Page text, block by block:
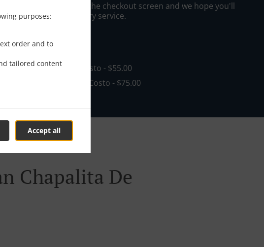
purposes:
order and to
tailored content
Accept all
select "Delivery" at the checkout screen and we hope you'll
our food delivery service.
de envío
Zone 1, Min. - $0.00, Costo - $55.00
, Min. - $600.00, Costo - $75.00
Chapalita De